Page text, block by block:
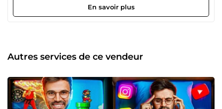
besoin d'autonomie, je me suis lancé à mon propre
compte depuis deux ans, mettant ainsi mes compétences
meilleur résultat tout en minimisant vos couts, contactez-
moi dès maintenant ! 🤔Une question ? Discutons-en.
votre service. Cliquez maintenant sur le bouton ME
CONTACTER
En savoir plus
Autres services de ce vendeur